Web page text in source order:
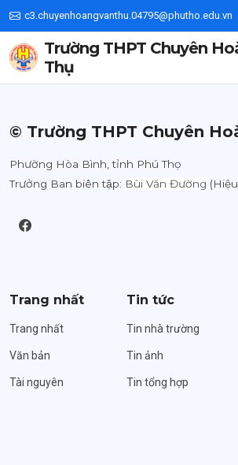
c3.chuyenhoangvanthu.04795@phutho.edu.vn
Trường THPT Chuyên
Thụ
© Trường THPT Chuyên
Phường Hòa Bình, tỉnh Phú Thọ
Trưởng Ban biên tập: Bùi Văn Đường
Trang nhất
Trang nhất
Văn bản
Tài nguyên
Tin tức
Tin nhà trường
Tin ảnh
Tin tổng hợp